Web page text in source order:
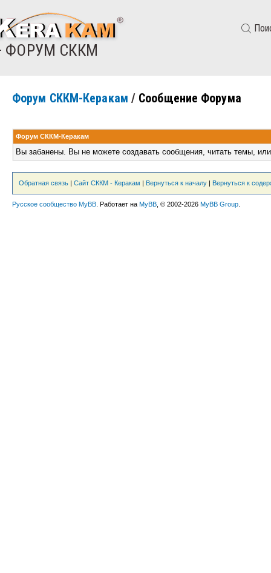
ФОРУМ СККМ
Форум СККМ-Керакам / Сообщение Форума
Форум СККМ-Керакам
Вы забанены. Вы не можете создавать сообщения, читать темы,
Обратная связь | Сайт СККМ - Керакам | Вернуться к началу | Вернуться к
Русское сообщество MyBB . Работает на MyBB , © 2002-2026 MyBB Group